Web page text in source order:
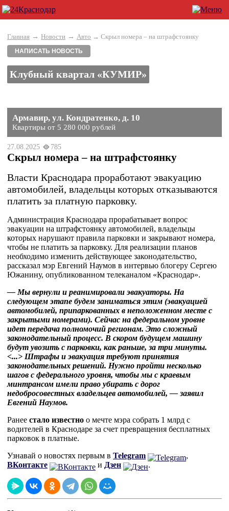
Главная → Новости → Авто → Скрыл номера – на штрафстоянку
НАПИСАТЬ НОВОСТЬ
Клубный квартал «КУМИР»
Армавир, ул. Кондратенко, д. 10
Квартиры от 5 280 000 рублей
27.08.2025 785
Скрыл номера – на штрафстоянку
Власти Краснодара проработают эвакуацию
автомобилей, владельцы которых отказываются
платить за платную парковку.
Администрация Краснодара прорабатывает вопрос
эвакуации на штрафстоянку автомобилей, владельцы
которых нарушают правила парковки и закрывают номера,
чтобы не платить за парковку. Для реализации планов
необходимо изменить действующее законодательство,
рассказал мэр Евгений Наумов в интервью блогеру Сергею
Южанину, опубликованном телеканалом «Краснодар».
— Мы вернули и реанимировали эвакуаторы. На
следующем этапе будем заниматься этим (эвакуацией
автомобилей, припаркованных в неположенном месте с
закрытыми номерами). Сейчас на федеральном уровне
идет передача полномочий регионам. Это сложный
законодательный процесс. В скором будущем машину
будут увозить с парковки, как раньше, за три минуты.
<...> Штрафы и эвакуация требуют принятия
законодательных решений. Нужно пройти несколько
шагов с федерального уровня, чтобы мы с краевым
минтрансом имели право убирать с дорог
недобросовестных владельцев автомобилей, — заявил
Евгений Наумов.
Ранее стало известно о мечте мэра собрать 1 млрд с
водителей в Краснодаре за счет превращения бесплатных
парковок в платные.
Узнавай о новостях первым в Telegram
,
ВКонтакте
и Дзен .